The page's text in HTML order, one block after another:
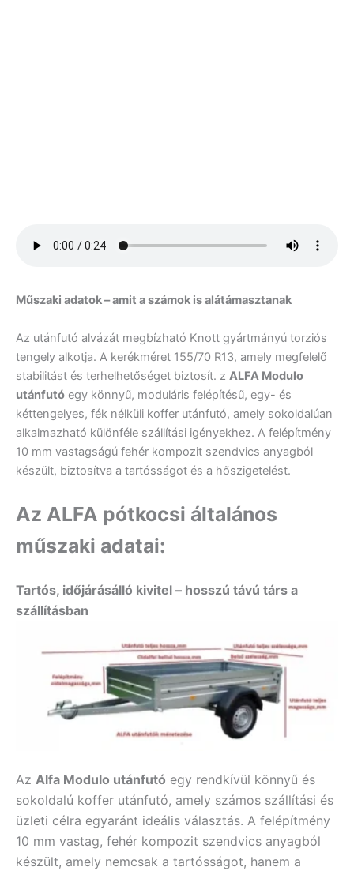
Műszaki adatok – amit a számok is alátámasztanak
Az utánfutó alvázát megbízható Knott gyártmányú torziós
tengely alkotja. A kerékméret 155/70 R13, amely megfelelő
stabilitást és terhelhetőséget biztosít. z ALFA Modulo
utánfutó egy könnyű, moduláris felépítésű, egy- és
kéttengelyes, fék nélküli koffer utánfutó, amely sokoldalúan
alkalmazható különféle szállítási igényekhez. A felépítmény
10 mm vastagságú fehér kompozit szendvics anyagból
készült, biztosítva a tartósságot és a hőszigetelést.
Az ALFA pótkocsi általános
műszaki adatai:
Tartós, időjárásálló kivitel – hosszú távú társ a
szállításban
Az Alfa Modulo utánfutó egy rendkívül könnyű és
sokoldalú koffer utánfutó, amely számos szállítási és
üzleti célra egyaránt ideális választás. A felépítmény
10 mm vastag, fehér kompozit szendvics anyagból
készült, amely nemcsak a tartósságot, hanem a